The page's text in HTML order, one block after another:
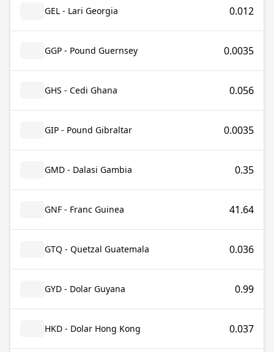
GEL - Lari Georgia 0.012
GGP - Pound Guernsey 0.0035
GHS - Cedi Ghana 0.056
GIP - Pound Gibraltar 0.0035
GMD - Dalasi Gambia 0.35
GNF - Franc Guinea 41.64
GTQ - Quetzal Guatemala 0.036
GYD - Dolar Guyana 0.99
HKD - Dolar Hong Kong 0.037